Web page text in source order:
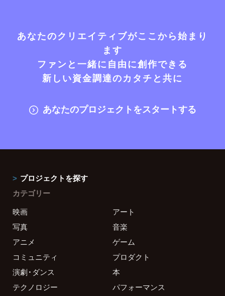
あなたのクリエイティブがここから始まり
ます
ファンと一緒に自由に創作できる
新しい資金調達のカタチと共に
あなたのプロジェクトをスタートする
プロジェクトを探す
カテゴリー
映画
アート
写真
音楽
アニメ
ゲーム
コミュニティ
プロダクト
演劇・ダンス
本
テクノロジー
パフォーマンス